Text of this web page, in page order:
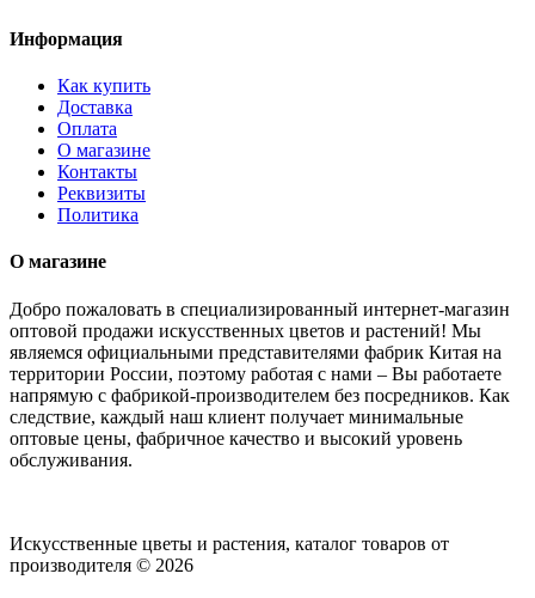
Информация
Как купить
Доставка
Оплата
О магазине
Контакты
Реквизиты
Политика
О магазине
Добро пожаловать в специализированный интернет-магазин
оптовой продажи искусственных цветов и растений! Мы
являемся официальными представителями фабрик Китая на
территории России, поэтому работая с нами – Вы работаете
напрямую с фабрикой-производителем без посредников. Как
следствие, каждый наш клиент получает минимальные
оптовые цены, фабричное качество и высокий уровень
обслуживания.
Искусственные цветы и растения, каталог товаров от
производителя © 2026